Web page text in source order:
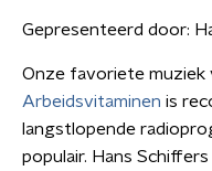
Gepresenteerd door:
Onze favoriete muziek
Arbeidsvitaminen is
langstlopende
populair. Hans